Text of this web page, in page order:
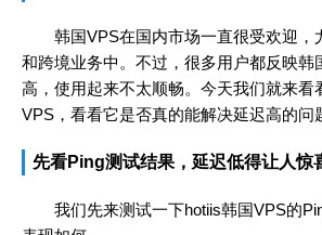
韩国VPS在国内市场一直很受欢迎，
和跨境业务中。不过，很多用户都反映韩
高，使用起来不太顺畅。今天我们就来看
VPS，看看它是否真的能解决延迟高的问
先看Ping测试结果，延迟低得让人惊
我们先来测试一下hotiis韩国VPS的